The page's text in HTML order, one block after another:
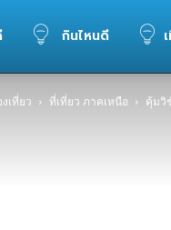
กินไหนดี
เที่ยว ที่เที่ยว ภาคเหนือ คุ้มวิ